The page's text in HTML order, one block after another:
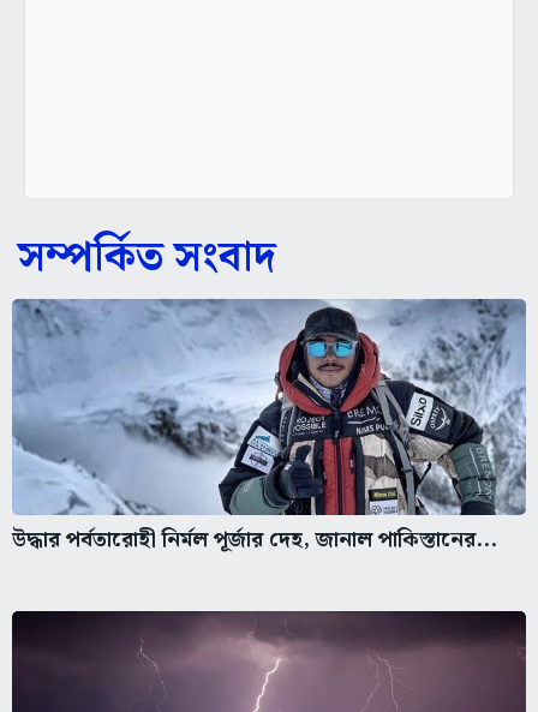
সম্পর্কিত সংবাদ
উদ্ধার পর্বতারোহী নির্মল পূর্জার দেহ, জানাল পাকিস্তানের...